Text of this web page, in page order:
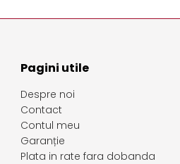
Pagini utile
Despre noi
Contact
Contul meu
Garanție
Plata in rate fara dobanda